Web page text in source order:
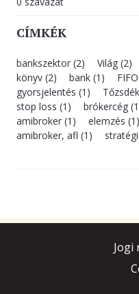
CÍMKÉK
bankszektor (2) Világ (2)
könyv (2)
bank (1)
gyorsjelentés (1)
stop loss (1)
brókercég
amibroker (1)
elemzés (1)
amibroker, afl (1)
Jogi